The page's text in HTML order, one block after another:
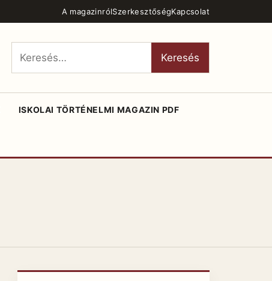
A magazinrólSzerkesztőségKapcsolat
Keresés:
Keresés
ISKOLAI TÖRTÉNELMI MAGAZIN PDF